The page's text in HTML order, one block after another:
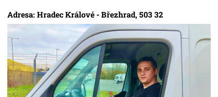
Adresa: Hradec Králové - Březhrad, 503 32